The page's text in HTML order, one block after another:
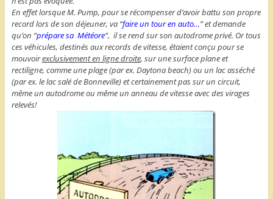
En effet lorsque M. Pump, pour se récompenser d’avoir battu son propre
record lors de son déjeuner, va “faire un tour en auto…” et demande
qu’on “prépare sa Météore”, il se rend sur son autodrome privé. Or tous
ces véhicules, destinés aux records de vitesse, étaient conçu pour se
mouvoirexclusivement en ligne droite, sur une surface plane et
rectiligne, comme une plage (par ex. Daytona beach) ou un lac asséché
(par ex. le lac salé de Bonneville) et certainement pas sur un circuit,
même un autodrome ou même un anneau de vitesse avec des virages
relevés!